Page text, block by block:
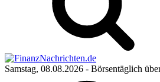
Samstag, 08.08.2026 - Börsentäglich